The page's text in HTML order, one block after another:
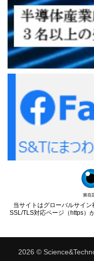
当サイトはグローバルサイン
SSL/TLS対応ページ（https）
2026 ©